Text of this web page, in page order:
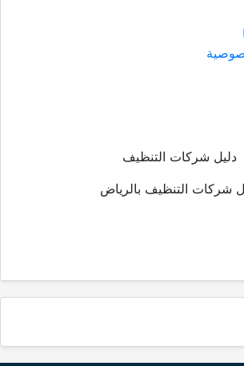
دليل شركات التنظيف
شركات التنظيف بالرياض